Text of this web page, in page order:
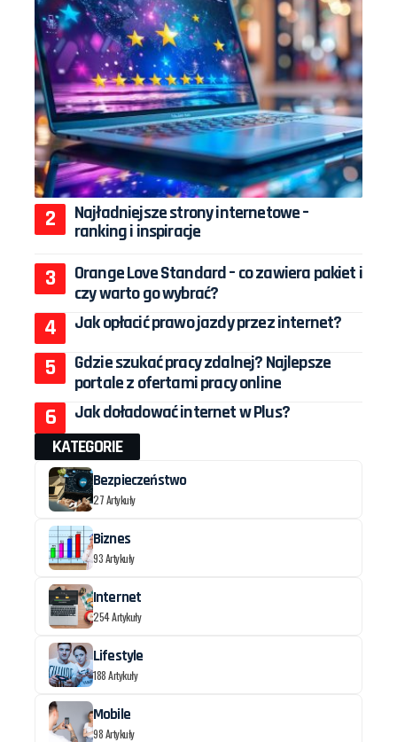
Najładniejsze strony internetowe –
ranking i inspiracje
Orange Love Standard – co zawiera pakiet i
czy warto go wybrać?
Jak opłacić prawo jazdy przez internet?
Gdzie szukać pracy zdalnej? Najlepsze
portale z ofertami pracy online
Jak doładować internet w Plus?
KATEGORIE
Bezpieczeństwo
27 Artykuły
Biznes
93 Artykuły
Internet
254 Artykuły
Lifestyle
188 Artykuły
Mobile
98 Artykuły